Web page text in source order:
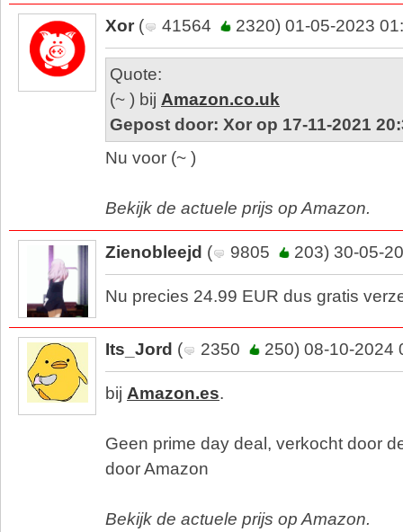
Xor ( 41564 2320) 01-05-2023
Quote:
(~ ) bij Amazon.co.uk
Gepost door: Xor op 17-11-2021
Nu voor (~ )
Bekijk de actuele prijs op Amazon.
Zienobleejd ( 9805 203) 30-05-
Nu precies 24.99 EUR dus gratis
Its_Jord ( 2350 250) 08-10-2024
bij Amazon.es.
Geen prime day deal, verkocht door
door Amazon
Bekijk de actuele prijs op Amazon.